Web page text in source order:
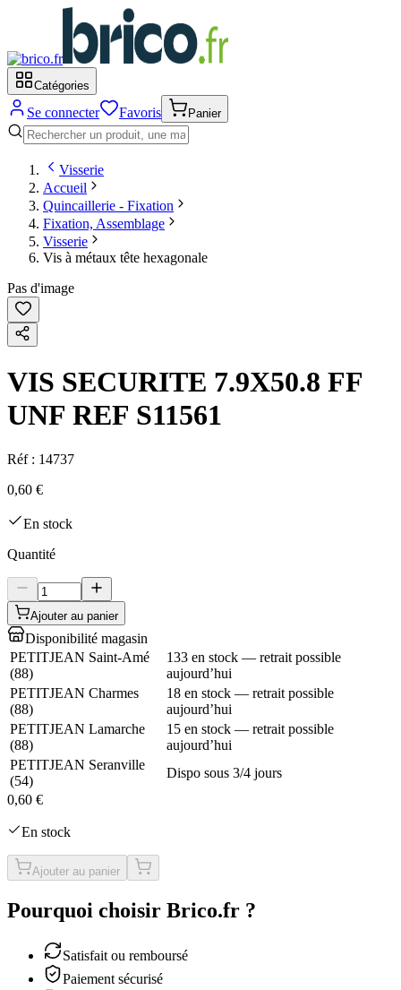
Catégories
Se connecter Favoris Panier
Visserie
Accueil
Quincaillerie - Fixation
Fixation, Assemblage
Visserie
Vis à métaux tête hexagonale
Pas d'image
VIS SECURITE 7.9X50.8 FF
UNF REF S11561
Réf : 14737
0,60 €
En stock
Quantité
Ajouter au panier
Disponibilité magasin
PETITJEAN Saint-Amé
(88)
133 en stock — retrait possible
aujourd’hui
PETITJEAN Charmes
(88)
18 en stock — retrait possible
aujourd’hui
PETITJEAN Lamarche
(88)
15 en stock — retrait possible
aujourd’hui
PETITJEAN Seranville
(54)
Dispo sous 3/4 jours
0,60 €
En stock
Ajouter au panier
Pourquoi choisir Brico.fr ?
Satisfait ou remboursé
Paiement sécurisé